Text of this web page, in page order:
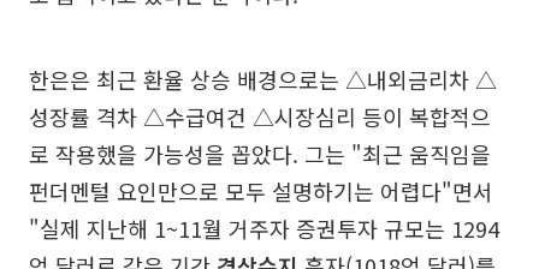
한은은 최근 환율 상승 배경으로는 △내외금리차 △
성장률 격차 △수급여건 △시장심리 등이 복합적으
로 작용했을 가능성을 꼽았다. 그는 "최근 움직임을
펀더멘털 요인만으로 모두 설명하기는 어렵다"면서
"실제 지난해 1~11월 거주자 증권투자 규모는 1294